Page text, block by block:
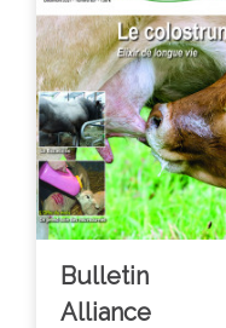
Bulletin
Alliance